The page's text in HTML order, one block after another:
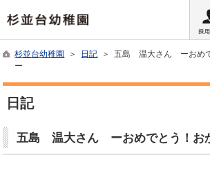
杉並台幼稚園 ＞ 日記 ＞ 五島 温大さん ーおめで
ー
日記
五島 温大さん ーおめでとう！お